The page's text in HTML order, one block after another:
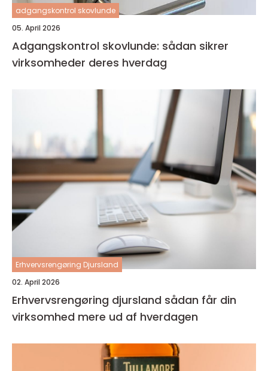
adgangskontrol skovlunde
05. April 2026
Adgangskontrol skovlunde: sådan sikrer
virksomheder deres hverdag
Erhvervsrengøring Djursland
02. April 2026
Erhvervsrengøring djursland sådan får din
virksomhed mere ud af hverdagen